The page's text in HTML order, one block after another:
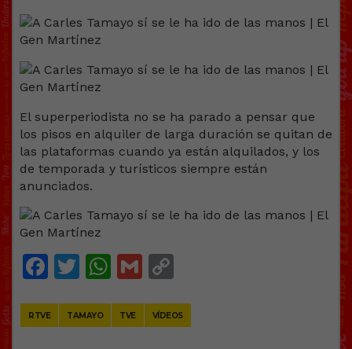
El superperiodista no se ha parado a pensar que
los pisos en alquiler de larga duración se quitan de
las plataformas cuando ya están alquilados, y los
de temporada y turísticos siempre están
anunciados.
Facebook
Twitter
WhatsApp
Gmail
RTVE TAMAYO TVE VÍDEOS